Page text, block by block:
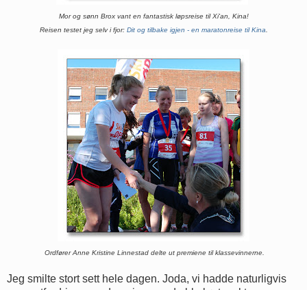
Mor og sønn Brox vant en fantastisk løpsreise til Xi'an, Kina!
Reisen testet jeg selv i fjor: Dit og tilbake igjen - en maratonreise til Kina
Ordfører Anne Kristine Linnestad delte ut premiene til klassevinnerne.
Jeg smilte stort sett hele dagen. Joda, vi hadde naturligvis